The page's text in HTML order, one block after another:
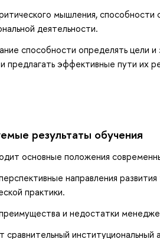
мышления,
деятельности.
способности определять цели и
предлагать эффективные пути их
результаты обучения
основные положения
направления
практики.
и недостатки
сравнительный